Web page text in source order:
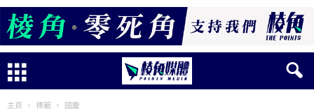
主頁 標籤 國慶